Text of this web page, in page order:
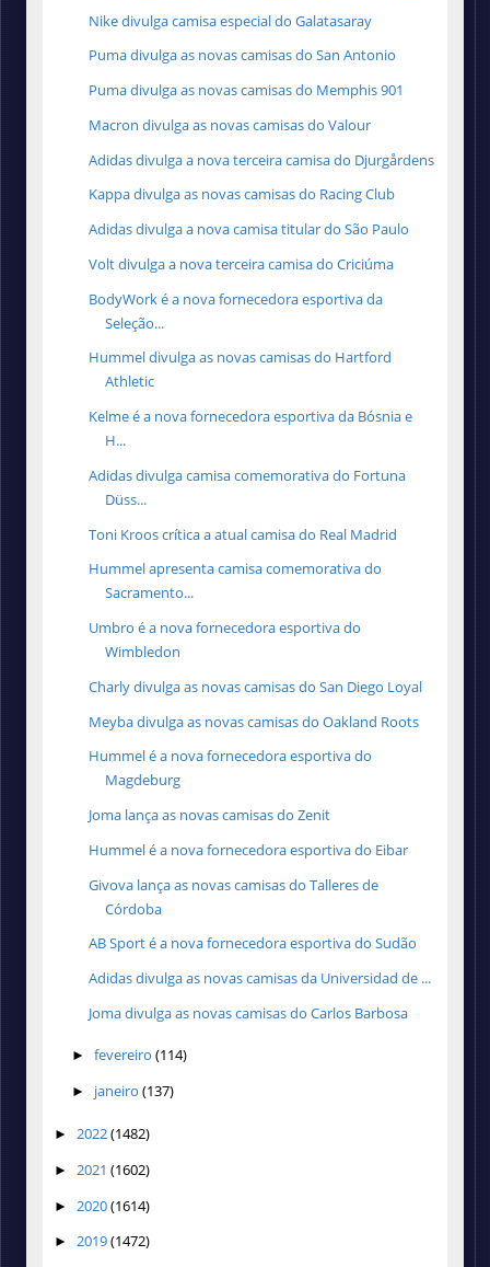
Nike divulga camisa especial do Galatasaray
Puma divulga as novas camisas do San Antonio
Puma divulga as novas camisas do Memphis 901
Macron divulga as novas camisas do Valour
Adidas divulga a nova terceira camisa do Djurgårdens
Kappa divulga as novas camisas do Racing Club
Adidas divulga a nova camisa titular do São Paulo
Volt divulga a nova terceira camisa do Criciúma
BodyWork é a nova fornecedora esportiva da
Seleção...
Hummel divulga as novas camisas do Hartford
Athletic
Kelme é a nova fornecedora esportiva da Bósnia e
H...
Adidas divulga camisa comemorativa do Fortuna
Düss...
Toni Kroos crítica a atual camisa do Real Madrid
Hummel apresenta camisa comemorativa do
Sacramento...
Umbro é a nova fornecedora esportiva do
Wimbledon
Charly divulga as novas camisas do San Diego Loyal
Meyba divulga as novas camisas do Oakland Roots
Hummel é a nova fornecedora esportiva do
Magdeburg
Joma lança as novas camisas do Zenit
Hummel é a nova fornecedora esportiva do Eibar
Givova lança as novas camisas do Talleres de
Córdoba
AB Sport é a nova fornecedora esportiva do Sudão
Adidas divulga as novas camisas da Universidad de ...
Joma divulga as novas camisas do Carlos Barbosa
► fevereiro (114)
► janeiro (137)
► 2022(1482)
► 2021 (1602)
► 2020(1614)
► 2019(1472)